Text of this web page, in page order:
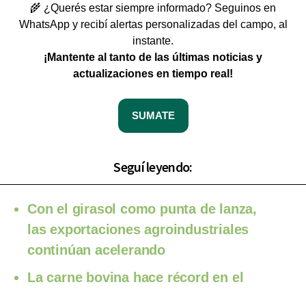
🌾 ¿Querés estar siempre informado? Seguinos en
WhatsApp y recibí alertas personalizadas del campo, al
instante.
¡Mantente al tanto de las últimas noticias y
actualizaciones en tiempo real!
SUMATE
Seguí leyendo:
Con el girasol como punta de lanza,
las exportaciones agroindustriales
continúan acelerando
La carne bovina hace récord en el